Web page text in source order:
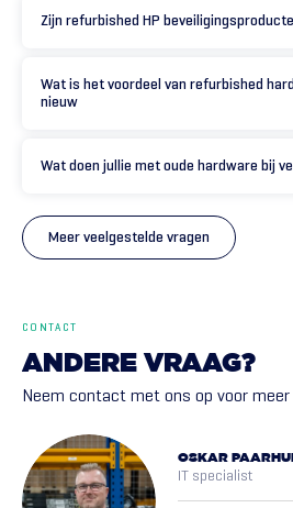
Zijn refurbished HP
Wat is het voordeel van refurbished
nieuw
Wat doen jullie met oude hardware bij
Meer veelgestelde vragen
CONTACT
ANDERE VRAAG?
Neem contact met ons op voor
OSKAR
IT specialist